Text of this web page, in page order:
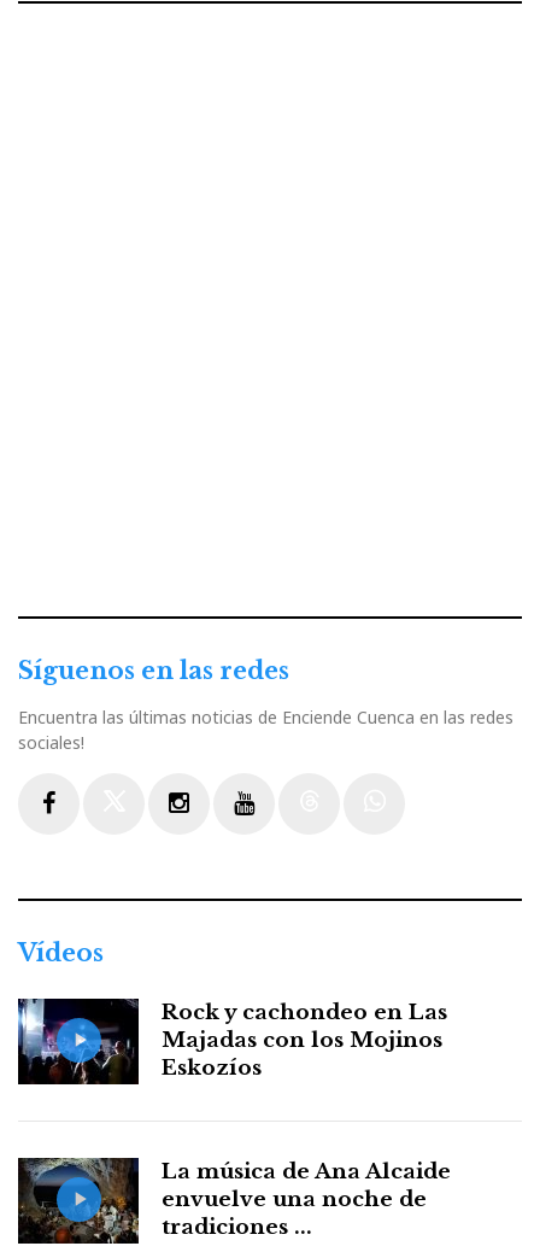
Síguenos en las redes
Encuentra las últimas noticias de Enciende Cuenca en las redes
sociales!
Vídeos
Rock y cachondeo en Las
Majadas con los Mojinos
Eskozíos
La música de Ana Alcaide
envuelve una noche de
tradiciones ...